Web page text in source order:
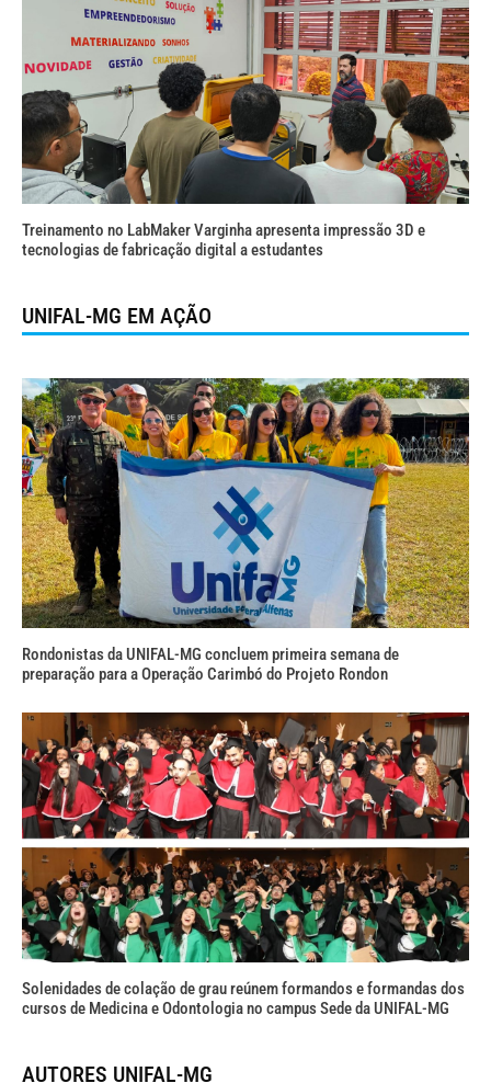
Treinamento no LabMaker Varginha apresenta impressão 3D e
tecnologias de fabricação digital a estudantes
UNIFAL-MG EM AÇÃO
Rondonistas da UNIFAL-MG concluem primeira semana de
preparação para a Operação Carimbó do Projeto Rondon
Solenidades de colação de grau reúnem formandos e formandas dos
cursos de Medicina e Odontologia no campus Sede da UNIFAL-MG
AUTORES UNIFAL-MG